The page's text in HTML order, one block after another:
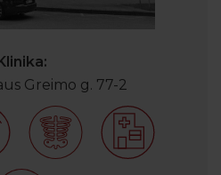
Greimo g. 77-2